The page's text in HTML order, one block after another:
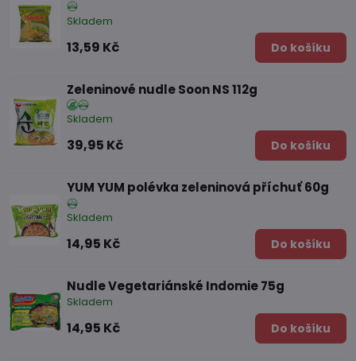
Skladem
13,59 Kč Do košíku
Zeleninové nudle Soon NS 112g
Skladem
39,95 Kč Do košíku
YUM YUM polévka zeleninová příchuť 60g
Skladem
14,95 Kč Do košíku
Nudle Vegetariánské Indomie 75g
Skladem
14,95 Kč Do košíku